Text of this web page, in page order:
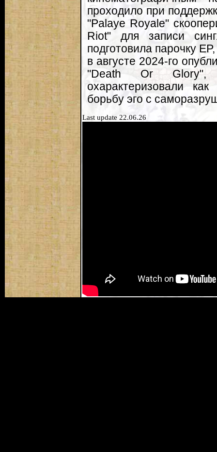
проходило при
"Palaye Royale"
Riot" для записи
подготовила парочку
в августе 2024-го
"Death Or Glory",
охарактеризовали
борьбу эго с
Last update 22.06.26